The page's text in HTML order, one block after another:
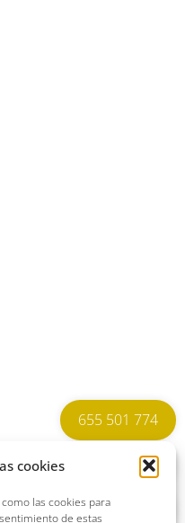
cookies
las cookies para
de estas
655 501 774
954 686 040
625 153 692